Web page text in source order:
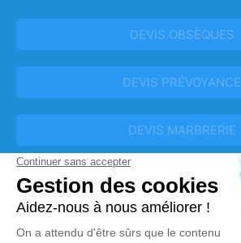
DEVIS OBSÈQUES
DEVIS PRÉVOYANCE
DEVIS MARBRERIE